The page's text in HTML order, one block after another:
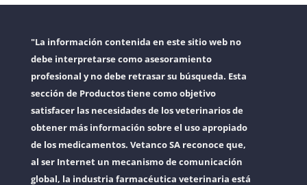
"La información contenida en este sitio web no
debe interpretarse como asesoramiento
profesional y no debe retrasar su búsqueda. Esta
sección de Productos tiene como objetivo
satisfacer las necesidades de los veterinarios de
obtener más información sobre el uso apropiado
de los medicamentos. Vetanco SA reconoce que,
al ser Internet un mecanismo de comunicación
global, la industria farmacéutica veterinaria está